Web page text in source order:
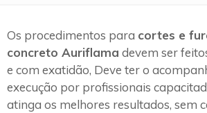
Os procedimentos para cortes e
concreto Auriflama devem ser
e com exatidão, Deve ter o
execução por profissionais
atinga os melhores resultados, sem